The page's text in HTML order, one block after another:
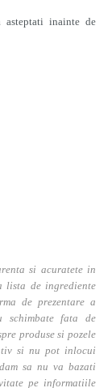
asteptati inainte de
si acuratete in
lista de ingrediente
de prezentare a
schimbate fata de
produse si pozele
si nu pot inlocui
sa nu va bazati
pe informatiile